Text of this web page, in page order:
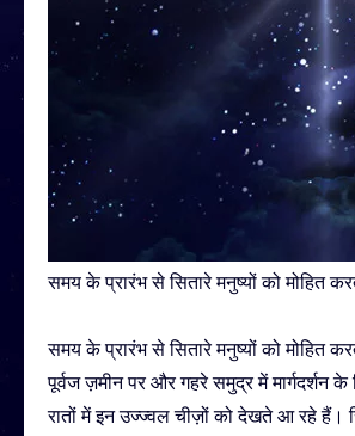
समय के प्रारंभ से सितारे मनुष्यों को मोहित
समय के प्रारंभ से सितारे मनुष्यों को मोहित
पूर्वज ज़मीन पर और गहरे समुद्र में मार्गदर्शन
रातों में इन उज्ज्वल चीज़ों को देखते आ रहे हैं।